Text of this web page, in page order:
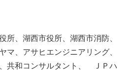
所、湖西市役所、湖西市消防、
マ、アサヒエンジニアリング、
共和コンサルタント、 ＪＰハ